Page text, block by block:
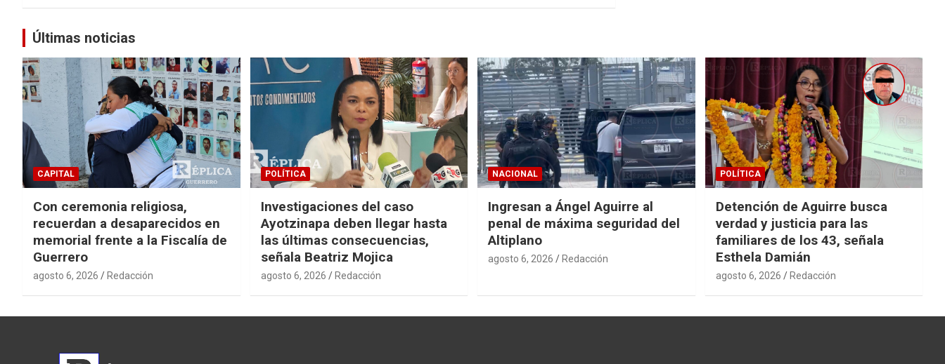
Últimas noticias
CAPITAL
Con ceremonia religiosa,
recuerdan a desaparecidos en
memorial frente a la Fiscalía de
Guerrero
agosto 6, 2026 Redacción
POLÍTICA
Investigaciones del caso
Ayotzinapa deben llegar hasta
las últimas consecuencias,
señala Beatriz Mojica
agosto 6, 2026 Redacción
NACIONAL
Ingresan a Ángel Aguirre al
penal de máxima seguridad del
Altiplano
agosto 6, 2026 Redacción
POLÍTICA
Detención de Aguirre busca
verdad y justicia para las
familiares de los 43, señala
Esthela Damián
agosto 6, 2026 Redacción